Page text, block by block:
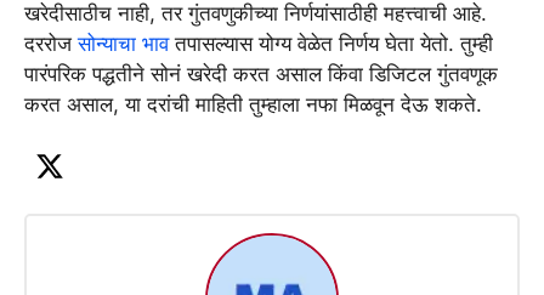
खरेदीसाठीच नाही, तर गुंतवणुकीच्या निर्णयांसाठीही महत्त्वाची आहे.
दररोजसोन्याचा भावतपासल्यास योग्य वेळेत निर्णय घेता येतो. तुम्ही
पारंपरिक पद्धतीने सोनं खरेदी करत असाल किंवा डिजिटल गुंतवणूक
करत असाल, या दरांची माहिती तुम्हाला नफा मिळवून देऊ शकते.